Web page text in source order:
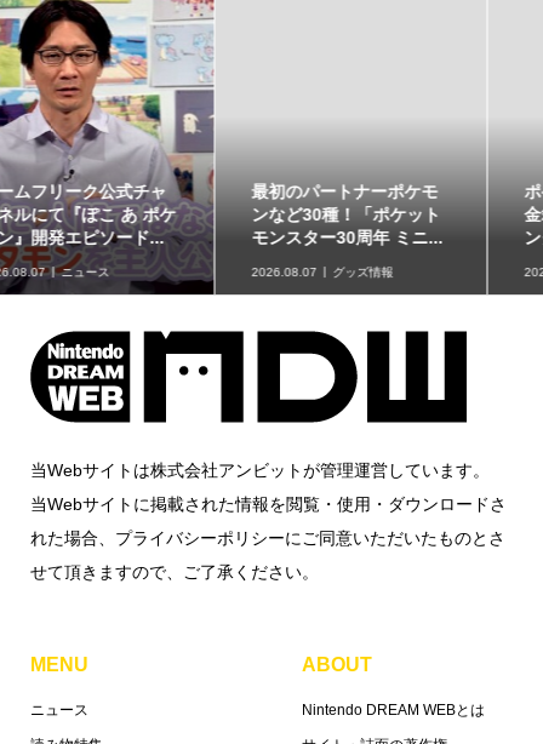
最初のパートナーポケモ
ンなど30種！「ポケット
モンスター30周年 ミニ...
2026.08.07 グッズ情報
ポケモンの姿のソフビ貯
金箱「ポケモンコインバ
ンク」に、ゲンガーな...
2026.08.07 グッズ情報
当Webサイトは株式会社アンビットが管理運営しています。
当Webサイトに掲載された情報を閲覧・使用・ダウンロードさ
れた場合、プライバシーポリシーにご同意いただいたものとさ
せて頂きますので、ご了承ください。
MENU
ニュース
ABOUT
Nintendo DREAM WEBとは